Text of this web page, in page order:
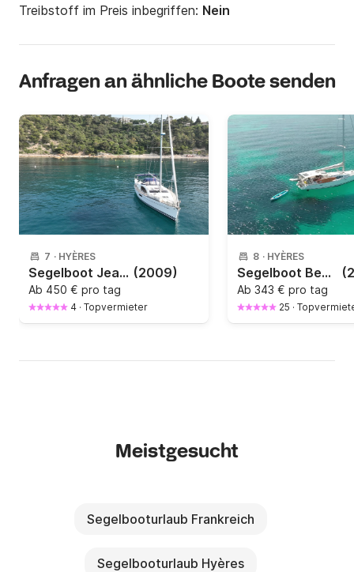
Treibstoff im Preis inbegriffen: Nein
Anfragen an ähnliche Boote senden
7 · HYÈRES
Segelboot Jeanneau SUN ODYSSEY 45 DS 13.75m (2009)
Ab 450 € pro tag
4 · Topvermieter
8 · HYÈRES
Segelboot Beneteau Oceanis 40 12.24m
Ab 343 € pro tag
25 ·
Meistgesucht
Segelbooturlaub Frankreich
Segelbooturlaub Hyères